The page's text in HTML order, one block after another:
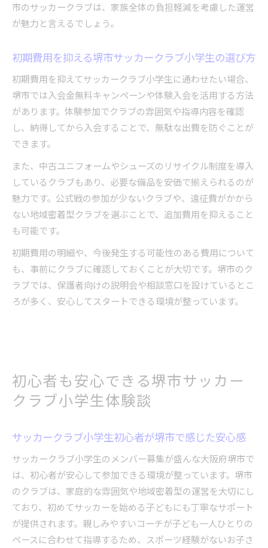
市のサッカークラブは、家族全体の負担軽減を考慮した運営
が魅力と言えるでしょう。
初期費用を抑える堺市サッカークラブ小学生の選び方
初期費用を抑えてサッカークラブ小学生に通わせたい場合、
堺市では入会金無料キャンペーンや体験入会を活用する方法
があります。体験参加でクラブの雰囲気や指導内容を確認
し、納得してから入会することで、無駄な出費を防ぐことが
できます。
また、中古ユニフォームやシューズのリサイクル制度を導入
しているクラブもあり、必要な備品を安価で揃えられるのが
魅力です。公式戦の参加が少ないクラブや、遠征費がかから
ない地域密着型クラブを選ぶことで、追加費用を抑えること
も可能です。
初期費用の明細や、今後発生する可能性のある費用について
も、事前にクラブに確認しておくことが大切です。堺市のク
ラブでは、保護者向けの説明会や相談窓口を設けているとこ
ろが多く、安心してスタートできる環境が整っています。
初心者も安心できる堺市サッカー
クラブ小学生体験談
サッカークラブ小学生初心者が堺市で感じた安心感
サッカークラブ小学生のメンバー募集が盛んな大阪府堺市で
は、初心者が安心して参加できる環境が整っています。堺市
のクラブは、家庭的な雰囲気や地域密着型の運営を大切にし
ており、初めてサッカーを始める子どもにも丁寧なサポート
が提供されます。親しみやすいコーチが子ども一人ひとりの
ペースに合わせて指導するため、スポーツ経験がないお子さ